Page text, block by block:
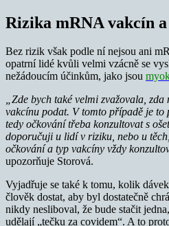
Rizika mRNA vakcín
Bez rizik však podle ní nejsou ani
opatrní lidé kvůli velmi vzácně se
nežádoucím účinkům, jako jsou
„Zde bych také velmi zvažovala,
vakcínu podat. V tomto případě je
tedy očkování třeba konzultovat s
doporučuji u lidí v riziku, nebo u
očkování a typ vakcíny vždy
upozorňuje Storová.
Vyjadřuje se také k tomu, kolik
člověk dostat, aby byl dostatečně
nikdy nesliboval, že bude stačit
udělají „tečku za covidem“. A to